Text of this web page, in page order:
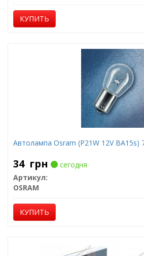
КУПИТЬ
Автолампа Osram (P21W 12V BA15s)
34 грн
сегодня
Артикул:
OSRAM
КУПИТЬ